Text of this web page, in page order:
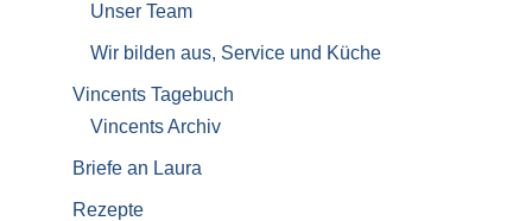
Unser Team
Wir bilden aus, Service und Küche
Vincents Tagebuch
Vincents Archiv
Briefe an Laura
Rezepte